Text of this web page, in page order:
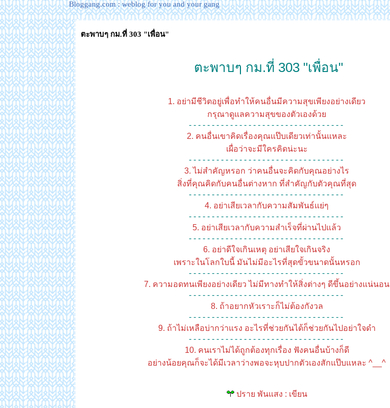
Bloggang.com : weblog for you and your gang
ตะพาบๆ กม.ที่ 303 "เพื่อน"
ตะพาบๆ กม.ที่ 303 "เพื่อน"
1. อย่ามีชีวิตอยู่เพื่อทำให้คนอื่นมีความสุขเพียงอย่างเดียว
กรุณาดูแลความสุขของตัวเองด้ว
- - - - - - - - - - - - - - - - - - - - - - - - - - - - - - - - - -
2. คนอื่นเขาคิดเรื่องคุณแป๊บเดียวเท่านั้นแหละ
เผื่อว่าจะมีใครคิดน่ะนะ
- - - - - - - - - - - - - - - - - - - - - - - - - - - - - - - - - -
3. ไม่สำคัญหรอก ว่าคนอื่นจะคิดกับคุณอย่างไร
สิ่งที่คุณคิดกับคนอื่นต่างหาก ที่สำคัญกับตัวคุณที่สุด
- - - - - - - - - - - - - - - - - - - - - - - - - - - - - - - - - -
4. อย่าเสียเวลากับความสัมพันธ์แย่ๆ
- - - - - - - - - - - - - - - - - - - - - - - - - - - - - - - - - -
5. อย่าเสียเวลากับความสำเร็จที่ผ่านไปแล้ว
- - - - - - - - - - - - - - - - - - - - - - - - - - - - - - - - - -
6. อย่าดีใจเกินเหตุ อย่าเสียใจเกินจริง
เพราะในโลกใบนี้ มันไม่มีอะไรที่สุดขั้วขนาดนั้นหรอก
- - - - - - - - - - - - - - - - - - - - - - - - - - - - - - - - - -
7. ความอดทนเพียงอย่างเดียว ไม่มีทางทำให้สิ่งต่างๆ ดีขึ้นอย่างแน่นอน
- - - - - - - - - - - - - - - - - - - - - - - - - - - - - - - - - -
8. ถ้าอยากหัวเราะก็ไม่ต้องกังวล
- - - - - - - - - - - - - - - - - - - - - - - - - - - - - - - - - -
9. ถ้าไม่เหลือบ่ากว่าแรง อะไรที่ช่วยกันได้ก็ช่วยกันไปอย่าใจดำ
- - - - - - - - - - - - - - - - - - - - - - - - - - - - - - - - - -
10. คนเราไม่ได้ถูกต้องทุกเรื่อง ฟังคนอื่นบ้างก็ดี
อย่างน้อยคุณก็จะได้มีเวลาว่างพอจะหุบปากตัวเองสักแป๊บแหละ ^__^
ปราย พันแสง : เขียน